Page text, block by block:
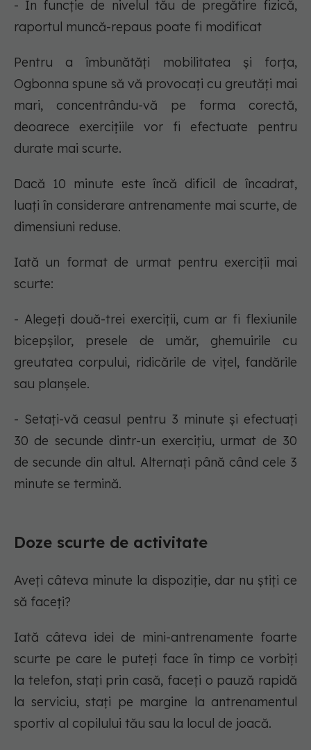
- În funcție de nivelul tău de pregătire fizică,
raportul muncă-repaus poate fi modificat
Pentru a îmbunătăți mobilitatea și forța,
Ogbonna spune să vă provocați cu greutăți mai
mari, concentrându-vă pe forma corectă,
deoarece exercițiile vor fi efectuate pentru
durate mai scurte.
Dacă 10 minute este încă dificil de încadrat,
luați în considerare antrenamente mai scurte, de
dimensiuni reduse.
Iată un format de urmat pentru exerciții mai
scurte:
- Alegeți două-trei exerciții, cum ar fi flexiunile
bicepșilor, presele de umăr, ghemuirile cu
greutatea corpului, ridicările de vițel, fandările
sau planșele.
- Setați-vă ceasul pentru 3 minute și efectuați
30 de secunde dintr-un exercițiu, urmat de 30
de secunde din altul. Alternați până când cele 3
minute se termină.
Doze scurte de activitate
Aveți câteva minute la dispoziție, dar nu știți ce
să faceți?
Iată câteva idei de mini-antrenamente foarte
scurte pe care le puteți face în timp ce vorbiți
la telefon, stați prin casă, faceți o pauză rapidă
la serviciu, stați pe margine la antrenamentul
sportiv al copilului tău sau la locul de joacă.